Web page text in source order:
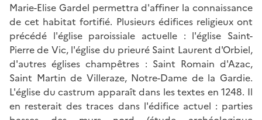
Marie-Elise Gardel permettra d'affiner la connaissance
de cet habitat fortifié. Plusieurs édifices religieux ont
précédé l'église paroissiale actuelle : l'église Saint-
Pierre de Vic, l'église du prieuré Saint Laurent d'Orbiel,
d'autres églises champêtres : Saint Romain d'Azac,
Saint Martin de Villeraze, Notre-Dame de la Gardie.
L'église du castrum apparaît dans les textes en 1248. Il
en resterait des traces dans l'édifice actuel : parties